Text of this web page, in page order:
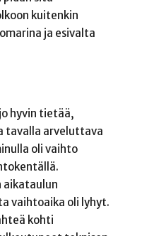
kuitenkin
ja esivalta
hyvin tietää,
tavalla arveluttava
oli vaihto
aikataulun
vaihtoaika oli lyhyt.
kohti